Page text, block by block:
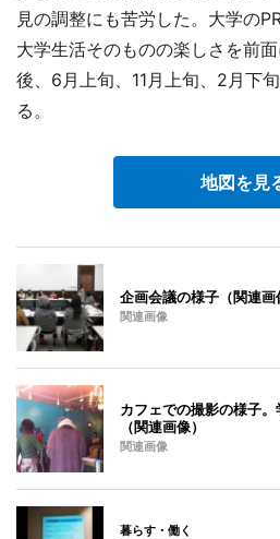
見の調整にも苦労した。大学の
大学生活そのものの楽しさを前
後、6月上旬、11月上旬、2月下
る。
地図を見
企画会議の様子（関連画
関連画像
カフェでの撮影の様子
（関連画像）
関連画像
暮らす・働く